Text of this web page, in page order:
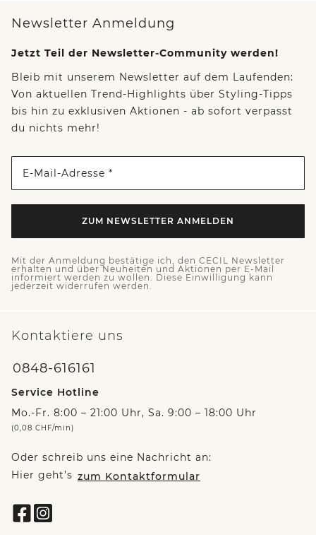
Newsletter Anmeldung
Jetzt Teil der Newsletter-Community werden!
Bleib mit unserem Newsletter auf dem Laufenden:
Von aktuellen Trend-Highlights über Styling-Tipps
bis hin zu exklusiven Aktionen - ab sofort verpasst
du nichts mehr!
E-Mail-Adresse *
ZUM NEWSLETTER ANMELDEN
Mit der Anmeldung bestätige ich, den CECIL Newsletter
erhalten und über Neuheiten und Aktionen per E-Mail
informiert werden zu wollen. Diese Einwilligung kann
jederzeit widerrufen werden.
Kontaktiere uns
0848-616161
Service Hotline
Mo.-Fr. 8:00 – 21:00 Uhr, Sa. 9:00 – 18:00 Uhr
(0,08 CHF/min)
Oder schreib uns eine Nachricht an:
Hier geht’s zum Kontaktformular